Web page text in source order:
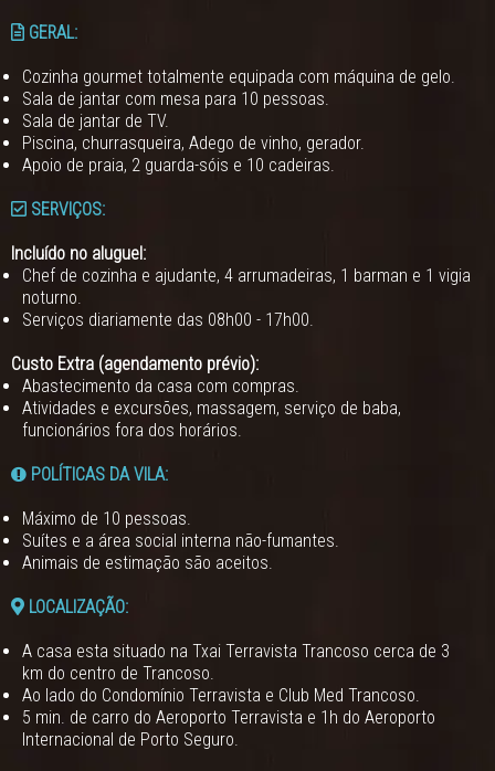
GERAL:
Cozinha gourmet totalmente equipada com máquina de gelo.
Sala de jantar com mesa para 10 pessoas.
Sala de jantar de TV.
Piscina, churrasqueira, Adego de vinho, gerador.
Apoio de praia, 2 guarda-sóis e 10 cadeiras.
SERVIÇOS:
Incluído no aluguel:
Chef de cozinha e ajudante, 4 arrumadeiras, 1 barman e 1 vigia
noturno.
Serviços diariamente das 08h00 - 17h00.
Custo Extra (agendamento prévio):
Abastecimento da casa com compras.
Atividades e excursões, massagem, serviço de baba,
funcionários fora dos horários.
POLÍTICAS DA VILA:
Máximo de 10 pessoas.
Suítes e a área social interna não-fumantes.
Animais de estimação são aceitos.
LOCALIZAÇÃO:
A casa esta situado na Txai Terravista Trancoso cerca de 3
km do centro de Trancoso.
Ao lado do Condomínio Terravista e Club Med Trancoso.
5 min. de carro do Aeroporto Terravista e 1h do Aeroporto
Internacional de Porto Seguro.